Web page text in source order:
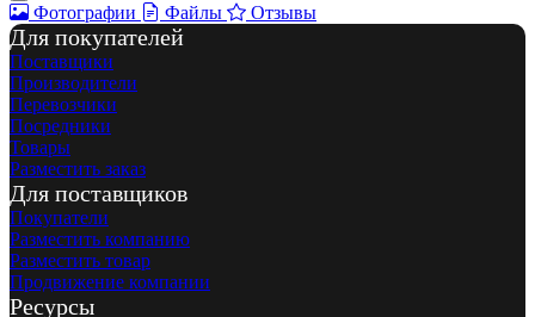
Фотографии Файлы Отзывы
Для покупателей
Поставщики
Производители
Перевозчики
Посредники
Товары
Разместить заказ
Для поставщиков
Покупатели
Разместить компанию
Разместить товар
Продвижение компании
Ресурсы